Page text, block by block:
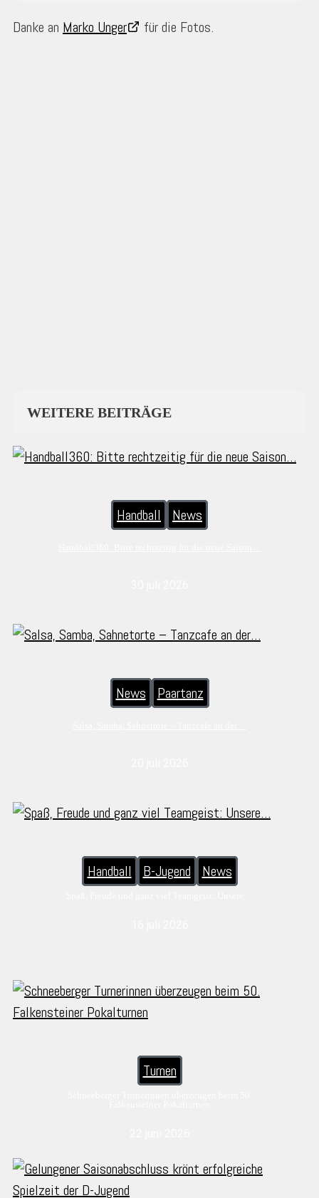
Danke an Marko Unger für die Fotos.
WEITERE BEITRÄGE
Handball News
News Paartanz
Handball B-Jugend News
Turnen